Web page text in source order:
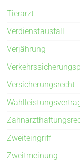
Tierarzt
Verdienstausfall
Verjährung
Versicherungsrecht
Zweiteingriff
Zweitmeinung